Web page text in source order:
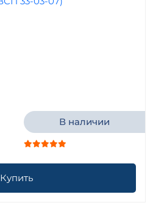
В наличии
Купить